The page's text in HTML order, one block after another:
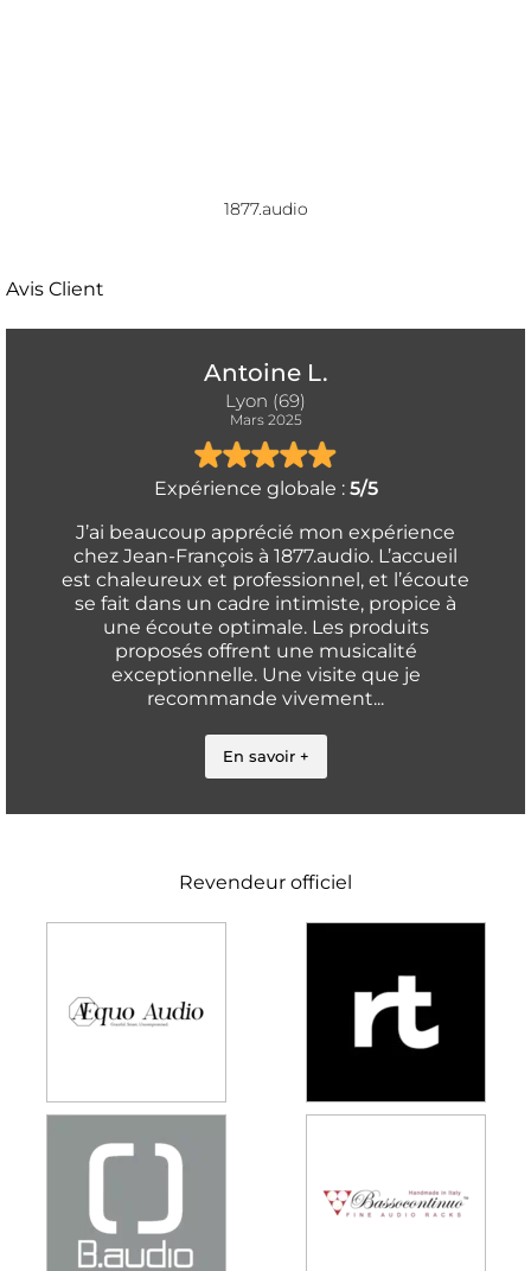
1877.audio
Avis Client
Antoine L.
Lyon (69)
Mars 2025
Expérience globale : 5/5
J’ai beaucoup apprécié mon expérience
chez Jean-François à 1877.audio. L’accueil
est chaleureux et professionnel, et l’écoute
se fait dans un cadre intimiste, propice à
une écoute optimale. Les produits
proposés offrent une musicalité
exceptionnelle. Une visite que je
recommande vivement...
En savoir +
Revendeur officiel